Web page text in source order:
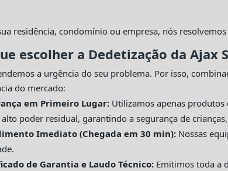
residência, condomínio ou empresa, nós
escolher a Dedetização da Ajax
a urgência do seu problema. Por isso,
do mercado:
em Primeiro Lugar: Utilizamos apenas
poder residual, garantindo a segurança de
Imediato (Chegada em 30 min): Nossas
de Garantia e Laudo Técnico: Emitimos toda a